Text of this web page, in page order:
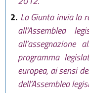
2. La Giunta invia la
all’Assemblea
all’assegnazione
programma
europea, ai sensi
dell’Assemblea